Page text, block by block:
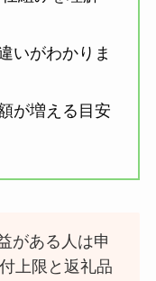
いがわかりま
が増える目安
がある人は申
上限と返礼品